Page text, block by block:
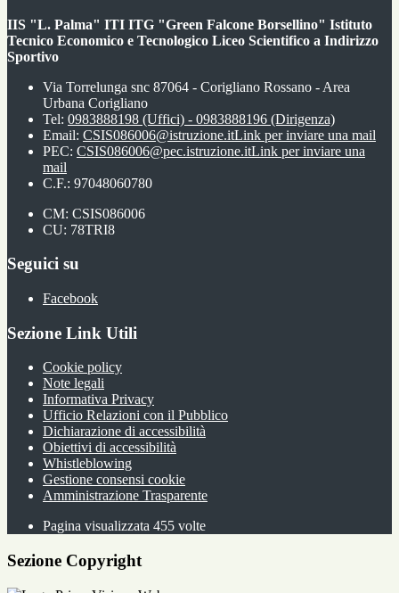
IIS "L. Palma" ITI ITG "Green Falcone Borsellino" Istituto
Tecnico Economico e Tecnologico Liceo Scientifico a Indirizzo
Sportivo
Via Torrelunga snc 87064 - Corigliano Rossano - Area
Urbana Corigliano
Tel: 0983888198 (Uffici) - 0983888196 (Dirigenza)
Email: CSIS086006@istruzione.itLink per inviare una mail
PEC: CSIS086006@pec.istruzione.itLink per inviare una
mail
C.F.: 97048060780
CM: CSIS086006
CU: 78TRI8
Seguici su
Facebook
Sezione Link Utili
Cookie policy
Note legali
Informativa Privacy
Ufficio Relazioni con il Pubblico
Dichiarazione di accessibilità
Obiettivi di accessibilità
Whistleblowing
Gestione consensi cookie
Amministrazione Trasparente
Pagina visualizzata 455 volte
Sezione Copyright